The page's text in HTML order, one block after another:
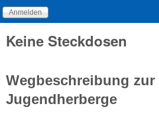
Keine Steckdosen
Wegbeschreibung zur
Jugendherberge